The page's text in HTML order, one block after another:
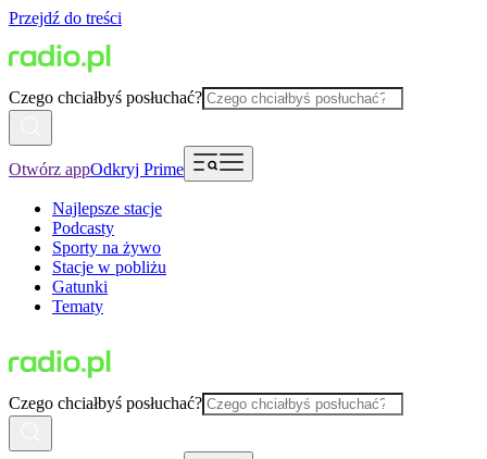
Przejdź do treści
Czego chciałbyś posłuchać?
Otwórz appOdkryj Prime
Najlepsze stacje
Podcasty
Sporty na żywo
Stacje w pobliżu
Gatunki
Tematy
Czego chciałbyś posłuchać?